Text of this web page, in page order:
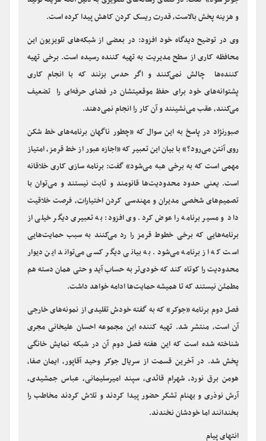
برنامه می‌تواند عاملی برای خط خوردن زنان کمدین در محتواهایی مانند
و هزینه پخش بالاست، قدرت ریسک کردن کاهش پیدا کرده است.
وی در توضیح دیدگاه خود افزود: در بعضی از شبکه‌های تلویزیون این
محافظه کاری از سطح مدیریت به تهیه کننده رسیده است. برخی تهیه
کننده‌ها چالش نمی‌کنند و اگر حدس بزنند که با انجام کاری
می‌کنند، عقب می‌نشینند و آن کار را انجام نمی‌دهند.
صبورنژاد در پاسخ به این سوال که «چطور ناگهان برنامه‌های خط شکن
روی آنتن می‌رود؟» با بیان این تعبیر که «اجازه عبور از خط قرمز، امتیاز
مهمی است که به برخی هبه می‌شود» گفت: برنامه سازی کاری خلاقانه
است. یعنی حدود محدودیت‌ها قانومند و ثابت نیستند و می‌توان با
تصمیم‌های شخصی مدیران و مهندسی کردن اختیارات، فرصت خلاقیت
داد و مسیر برنامه را عوض کرد. وی افزود: به تعبیری دیگر خیلی از
برنامه‌هایی که برخی خطوط قرمز را رد می‌کنند به سبب حمایت‌هایی
است که از برنامه می‌شود. به بیانی دیگر کسی می‌تواند این دیوار
مطمئن نیستند که تا همیشه حمایت‌ها ادامه خواهد داشت.
فصل دوم برنامه «جوکر» که به گفته خودش تقلیدی از نمونه‌های خارجی
آن است، منتشر شد. تهیه کننده این مجموعه احسان علیخانی مجری
شناخته شده است که این هفته فصل دوم آن در شبکه نمایش خانگی
پخش شد. در آخرین قسمت از سریال جوکر وحید آقاپور، ایمان صفا،
هومن برق نورد، شهرام قائدی، سپند امیرسلیمانی، عباس جمشیدی،